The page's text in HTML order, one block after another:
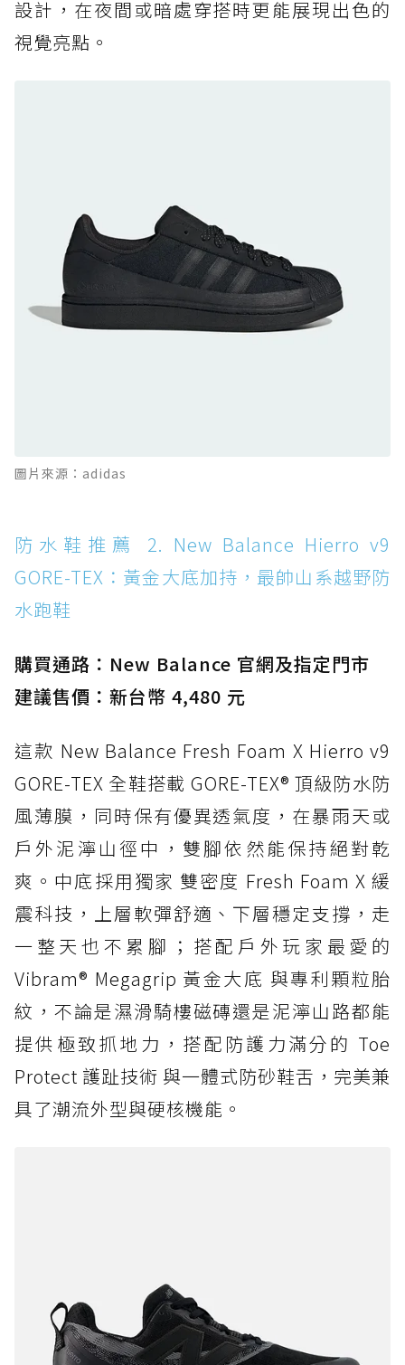
防水鞋推薦 7. Timberland Motion Access：
黃靴同級頂級防水，輕量化工裝健走鞋雨天必備
防水鞋推薦 10. PUMA Voyage NITRO™ 4
GORE-TEX：氮氣中底注入，回彈與防滑兼具的
全天候越野跑鞋
防水鞋推薦 11. On Cloudhorizon 2 WP：腳
感軟彈、搭載 Missiongrip™ 的防水輕越野鞋
Boot：馬汀首款雨靴登場，經典八孔加上全防
防水鞋推薦 14. SKECHERS BADGER
WATERPROOF：一踩即穿懶人神器！搭載固特
異大底與全防水厚底健走鞋
防水鞋推薦 15. Brooks Cascadia 19 GTX：注
設計，在夜間或暗處穿搭時更能展現出色的
視覺亮點。
圖片來源：adidas
防水鞋推薦 2. New Balance Hierro v9
GORE-TEX：黃金大底加持，最帥山系越野防
水跑鞋
購買通路：New Balance 官網及指定門市
建議售價：新台幣 4,480 元
這款 New Balance Fresh Foam X Hierro v9
GORE-TEX 全鞋搭載 GORE-TEX® 頂級防水防
風薄膜，同時保有優異透氣度，在暴雨天或
戶外泥濘山徑中，雙腳依然能保持絕對乾
爽。中底採用獨家 雙密度 Fresh Foam X 緩
震科技，上層軟彈舒適、下層穩定支撐，走
一整天也不累腳；搭配戶外玩家最愛的
Vibram® Megagrip 黃金大底 與專利顆粒胎
紋，不論是濕滑騎樓磁磚還是泥濘山路都能
提供極致抓地力，搭配防護力滿分的 Toe
Protect 護趾技術 與一體式防砂鞋舌，完美兼
具了潮流外型與硬核機能。